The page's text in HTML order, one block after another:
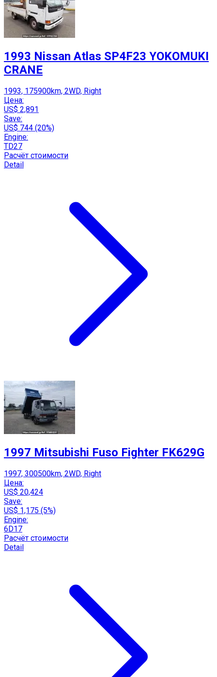
1993 Nissan Atlas SP4F23 YOKOMUKI
CRANE
1993, 175900km, 2WD, Right
Цена:
US$ 2,891
Save:
US$ 744 (20%)
Engine:
TD27
Расчёт стоимости
Detail
1997 Mitsubishi Fuso Fighter FK629G
1997, 300500km, 2WD, Right
Цена:
US$ 20,424
Save:
US$ 1,175 (5%)
Engine:
6D17
Расчёт стоимости
Detail